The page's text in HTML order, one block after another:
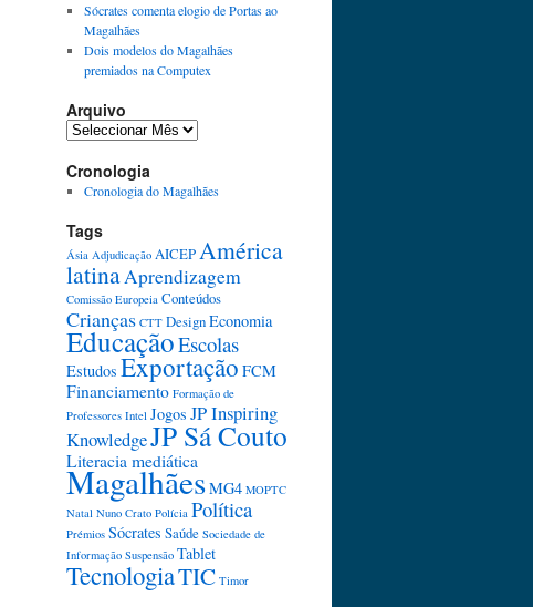
Sócrates comenta elogio de Portas ao
Magalhães
Dois modelos do Magalhães
premiados na Computex
Arquivo
Cronologia
Cronologia do Magalhães
Tags
Ásia Adjudicação AICEPAmérica
latinaAprendizagem
Comissão Europeia Conteúdos
Crianças CTT DesignEconomia
EducaçãoEscolas
Estudos Exportação FCM
Financiamento Formação de
Professores Intel Jogos JP Inspiring
KnowledgeJP Sá Couto
Literacia mediática
MagalhãesMG4 MOPTC
Natal Nuno Crato Polícia Política
Prémios Sócrates Saúde Sociedade de
Informação Suspensão Tablet
TecnologiaTIC Timor